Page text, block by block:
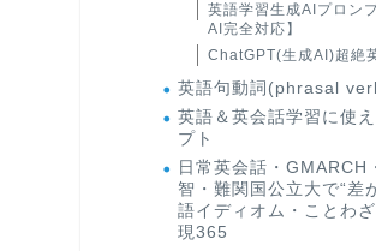
英語学習生成AIプロン
AI完全対応】
ChatGPT(生成AI)超絶
英語句動詞(phrasal
英語＆英会話学習に使
プト
日常英会話・GMARCH
智・難関国公立大で“差
語イディオム・ことわ
現365